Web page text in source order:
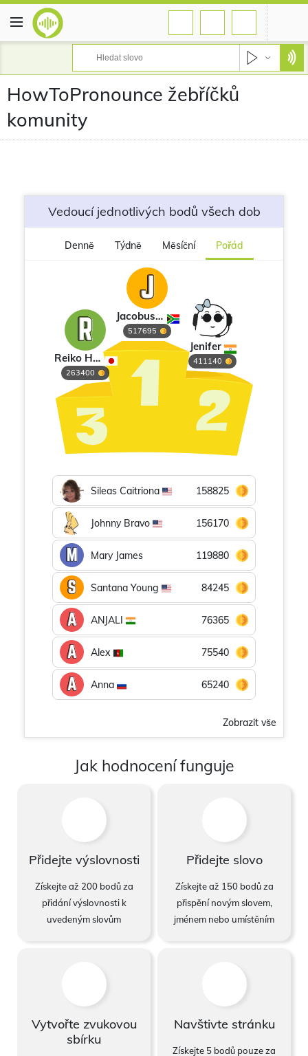
HowToPronounce žebříčků
komunity
Vedoucí jednotlivých bodů všech dob
Denně Týdně Měsíční Pořád
Jacobus M de Vries
517695
Jenifer
411140
Reiko Hieda
263400
Sileas Caitriona 158825
Johnny Bravo 156170
Mary James 119880
Santana Young 84245
ANJALI 76365
Alex 75540
Anna 65240
Zobrazit vše
Jak hodnocení funguje
Přidejte výslovnosti
Získejte až 200 bodů za
přidání výslovnosti k
uvedeným slovům
Přidejte slovo
Získejte až 150 bodů za
přispění novým slovem,
jménem nebo umístěním
Vytvořte zvukovou
sbírku
Navštivte stránku
Získejte 5 bodů pouze za